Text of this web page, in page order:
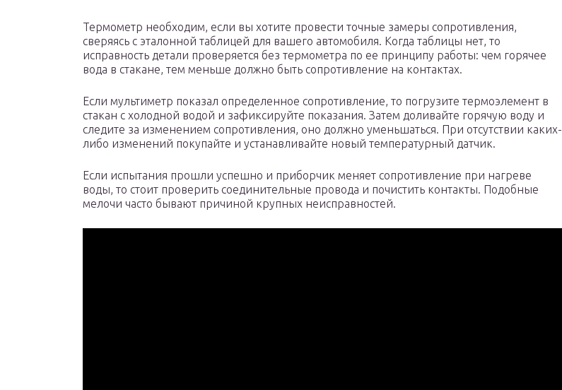
Термометр необходим, если вы хотите провести точные замеры сопротивления,
сверяясь с эталонной таблицей для вашего автомобиля. Когда таблицы нет, то
исправность детали проверяется без термометра по ее принципу работы: чем горячее
вода в стакане, тем меньше должно быть сопротивление на контактах.
Если мультиметр показал определенное сопротивление, то погрузите термоэлемент в
стакан с холодной водой и зафиксируйте показания. Затем доливайте горячую воду и
следите за изменением сопротивления, оно должно уменьшаться. При отсутствии каких-
либо изменений покупайте и устанавливайте новый температурный датчик.
Если испытания прошли успешно и приборчик меняет сопротивление при нагреве
воды, то стоит проверить соединительные провода и почистить контакты. Подобные
мелочи часто бывают причиной крупных неисправностей.